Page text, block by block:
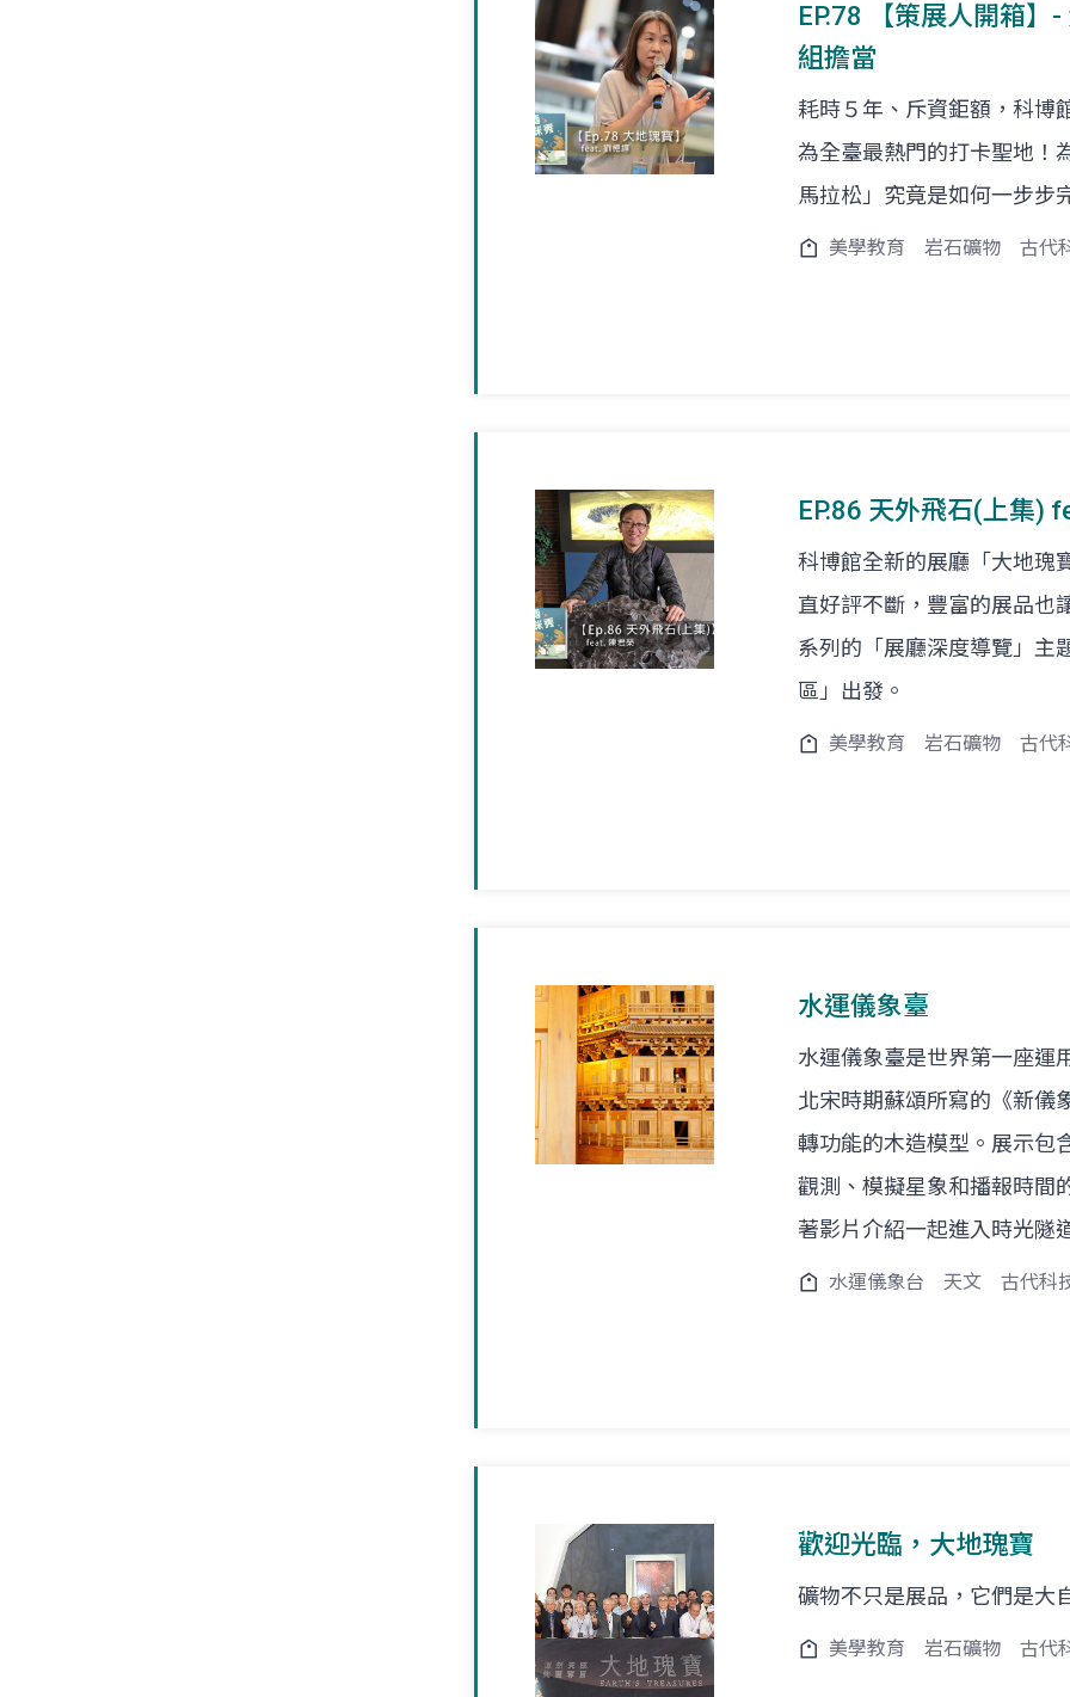
EP.78 【策展人開箱】
組擔當
耗時５年、斥資鉅額，科博
為全臺最熱門的打卡聖地！
馬拉松」究竟是如何一步步
美學教育 岩石礦物 古代
EP.86 天外飛石(上集)
科博館全新的展廳「大地瑰
直好評不斷，豐富的展品也
系列的「展廳深度導覽」主
區」出發。
美學教育 岩石礦物 古代
水運儀象臺
水運儀象臺是世界第一座運
北宋時期蘇頌所寫的《新儀
轉功能的木造模型。展示包
觀測、模擬星象和播報時間
著影片介紹一起進入時光隧
水運儀象台 天文 古代科
歡迎光臨，大地瑰寶
礦物不只是展品，它們是大
美學教育 岩石礦物 古代